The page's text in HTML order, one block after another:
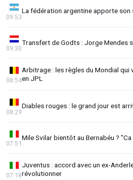
La fédération argentine apporte son
09:53
Transfert de Godts : Jorge Mendes
09:30
Arbitrage : les règles du Mondial qui
en JPL
08:54
Diables rouges : le grand jour est
08:29
Mile Svilar bientôt au Bernabéu ?
07:51
Juventus : accord avec un ex-
révolutionner
07:18